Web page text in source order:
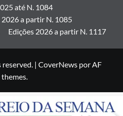
até N. 1084
2026 a partir N. 1085
Edições 2026 a partir N. 1117
| CoverNewspor AF
themes.